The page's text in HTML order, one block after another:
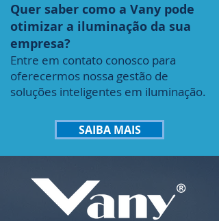
Quer saber como a Vany pode
otimizar a iluminação da sua
empresa?
Entre em contato conosco para
oferecermos nossa gestão de
soluções inteligentes em iluminação.
SAIBA MAIS